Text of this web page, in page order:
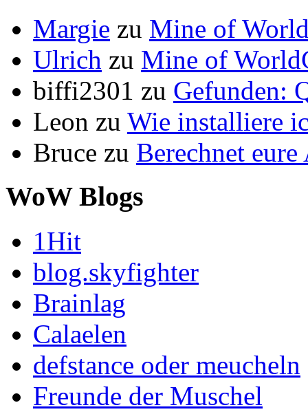
Margie zu Mine of
Ulrich zu Mine of
biffi2301 zu Gefunden:
Leon zu Wie installiere
Bruce zu Berechnet
WoW Blogs
1Hit
blog.skyfighter
Brainlag
Calaelen
defstance oder meucheln
Freunde der Muschel